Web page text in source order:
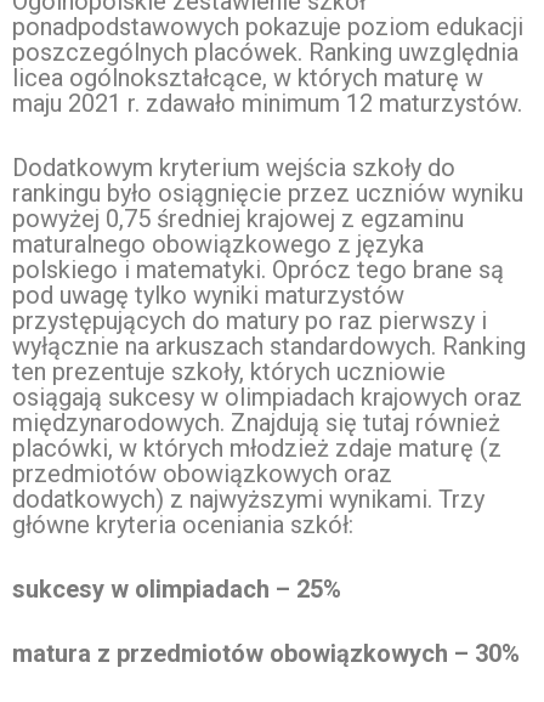
ponadpodstawowych pokazuje poziom edukacji
poszczególnych placówek. Ranking uwzględnia
licea ogólnokształcące, w których maturę w
maju 2021 r. zdawało minimum 12 maturzystów.
Dodatkowym kryterium wejścia szkoły do
rankingu było osiągnięcie przez uczniów wyniku
powyżej 0,75 średniej krajowej z egzaminu
maturalnego obowiązkowego z języka
polskiego i matematyki. Oprócz tego brane są
pod uwagę tylko wyniki maturzystów
przystępujących do matury po raz pierwszy i
wyłącznie na arkuszach standardowych. Ranking
ten prezentuje szkoły, których uczniowie
osiągają sukcesy w olimpiadach krajowych oraz
międzynarodowych. Znajdują się tutaj również
placówki, w których młodzież zdaje maturę (z
przedmiotów obowiązkowych oraz
dodatkowych) z najwyższymi wynikami. Trzy
główne kryteria oceniania szkół:
sukcesy w olimpiadach – 25%
matura z przedmiotów obowiązkowych – 30%